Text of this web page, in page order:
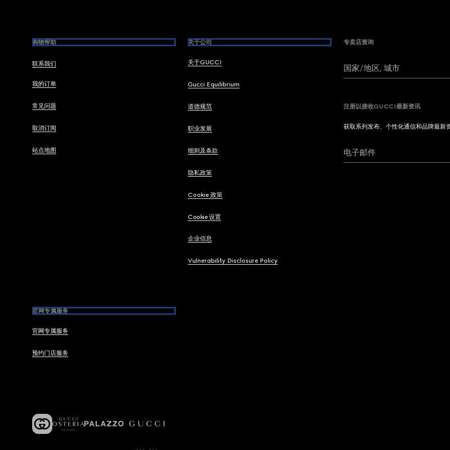
购物帮助
联系我们
我的订单
常见问题
取消订阅
站点地图
关于公司
关于GUCCI
Gucci Equilibrium
道德规范
职业发展
细则及条款
隐私政策
Cookie 政策
Cookie 设置
企业信息
Vulnerability Disclosure Policy
官网专属服务
官网专属服务
预约门店服务
专卖店查询
国家/地区, 城市
注册以接收GUCCI最新资讯
获取系列发布、个性化通信和品牌最新
电子邮件